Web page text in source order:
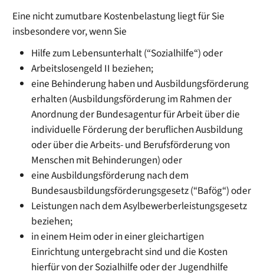
Eine nicht zumutbare Kostenbelastung liegt für Sie
insbesondere vor, wenn Sie
Hilfe zum Lebensunterhalt (“Sozialhilfe“) oder
Arbeitslosengeld II beziehen;
eine Behinderung haben und Ausbildungsförderung
erhalten (Ausbildungsförderung im Rahmen der
Anordnung der Bundesagentur für Arbeit über die
individuelle Förderung der beruflichen Ausbildung
oder über die Arbeits- und Berufsförderung von
Menschen mit Behinderungen) oder
eine Ausbildungsförderung nach dem
Bundesausbildungsförderungsgesetz (“Bafög“) oder
Leistungen nach dem Asylbewerberleistungsgesetz
beziehen;
in einem Heim oder in einer gleichartigen
Einrichtung untergebracht sind und die Kosten
hierfür von der Sozialhilfe oder der Jugendhilfe